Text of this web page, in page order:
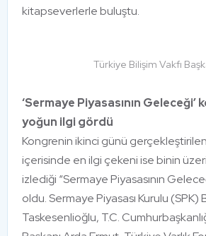
kitapseverlerle buluştu.
Türkiye Bilişim Vakfı
‘Sermaye Piyasasının Geleceği’
yoğun ilgi gördü
Kongrenin ikinci günü
içerisinde en ilgi çekeni ise binin
izlediği “Sermaye Piyasasının
oldu. Sermaye Piyasası Kurulu (SPK)
Taskesenlioğlu, T.C.